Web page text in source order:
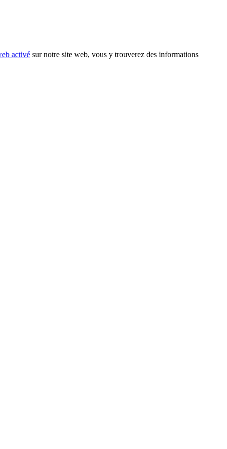
activé sur notre site web, vous y trouverez des informations